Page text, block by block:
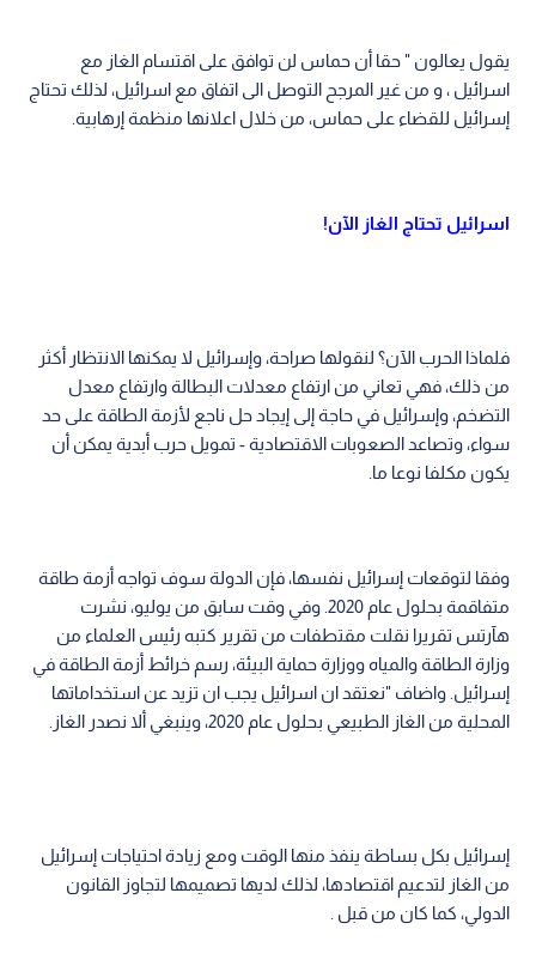
يقول يعالون " حقا أن حماس لن توافق على اقتسام الغاز مع
اسرائيل ، و من غير المرجح التوصل الى اتفاق مع اسرائيل، لذلك تحتاج
إسرائيل للقضاء على حماس، من خلال اعلانها منظمة إرهابية.
اسرائيل تحتاج الغاز الآن!
فلماذا الحرب الآن؟ لنقولها صراحة، وإسرائيل لا يمكنها الانتظار أكثر
من ذلك، فهي تعاني من ارتفاع معدلات البطالة وارتفاع معدل
التضخم، وإسرائيل في حاجة إلى إيجاد حل ناجع لأزمة الطاقة على حد
سواء، وتصاعد الصعوبات الاقتصادية - تمويل حرب أبدية يمكن أن
يكون مكلفا نوعا ما.
وفقا لتوقعات إسرائيل نفسها، فإن الدولة سوف تواجه أزمة طاقة
متفاقمة بحلول عام 2020. وفي وقت سابق من يوليو، نشرت
هآرتس تقريرا نقلت مقتطفات من تقرير كتبه رئيس العلماء من
وزارة الطاقة والمياه ووزارة حماية البيئة، رسم خرائط أزمة الطاقة في
إسرائيل. واضاف "نعتقد ان اسرائيل يجب ان تزيد عن استخداماتها
المحلية من الغاز الطبيعي بحلول عام 2020، وينبغي ألا نصدر الغاز.
إسرائيل بكل بساطة ينفذ منها الوقت ومع زيادة احتياجات إسرائيل
من الغاز لتدعيم اقتصادها، لذلك لديها تصميمها لتجاوز القانون
الدولي، كما كان من قبل .